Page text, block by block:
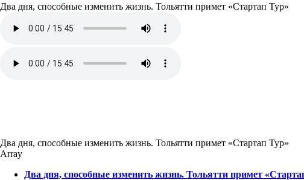
Два дня, способные изменить жизнь. Тольятти примет «Стартап Тур»
Два дня, способные изменить жизнь. Тольятти примет «Стартап Тур»
Array
Два дня, способные изменить жизнь. Тольятти примет